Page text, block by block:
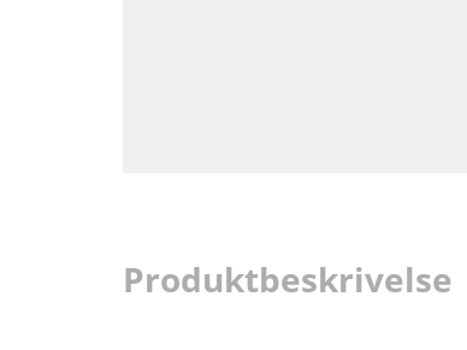
Produktbeskrivelse